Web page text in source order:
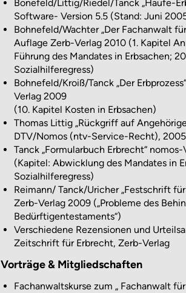
Bonefeld/Littig/Riedel/Tanck „Haufe-
Software- Version 5.5 (Stand: Juni
Bohnefeld/Wachter „Der Fachanwalt
Auflage Zerb-Verlag 2010 (1. Kapitel
Führung des Mandates in Erbsachen;
Sozialhilferegress)
Bohnefeld/Kroiß/Tanck „Der
Verlag 2009
(10. Kapitel Kosten in Erbsachen)
Thomas Littig „Rückgriff auf
DTV/Nomos (ntv-Service-Recht), 2005
Tanck „Formularbuch Erbrecht“
(Kapitel: Abwicklung des Mandates in
Sozialhilferegress)
Reimann/ Tanck/Uricher „Festschrift für
Zerb-Verlag 2009 („Probleme des
Bedürftigentestaments“)
Verschiedene Rezensionen und
Zeitschrift für Erbrecht, Zerb-Verlag
Vorträge & Mitgliedschaften
Fachanwaltskurse zum „ Fachanwalt